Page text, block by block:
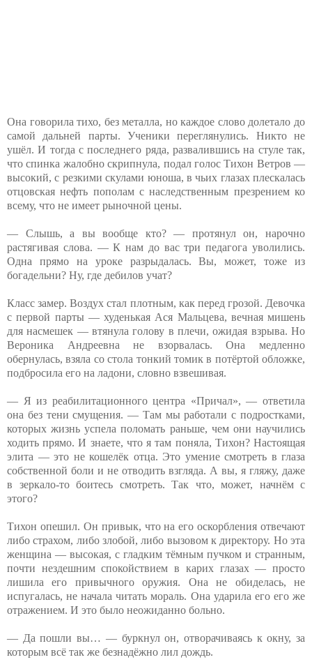
Она говорила тихо, без металла, но каждое слово долетало до
самой дальней парты. Ученики переглянулись. Никто не
ушёл. И тогда с последнего ряда, развалившись на стуле так,
что спинка жалобно скрипнула, подал голос Тихон Ветров —
высокий, с резкими скулами юноша, в чьих глазах плескалась
отцовская нефть пополам с наследственным презрением ко
всему, что не имеет рыночной цены.
— Слышь, а вы вообще кто? — протянул он, нарочно
растягивая слова. — К нам до вас три педагога уволились.
Одна прямо на уроке разрыдалась. Вы, может, тоже из
богадельни? Ну, где дебилов учат?
Класс замер. Воздух стал плотным, как перед грозой. Девочка
с первой парты — худенькая Ася Мальцева, вечная мишень
для насмешек — втянула голову в плечи, ожидая взрыва. Но
Вероника Андреевна не взорвалась. Она медленно
обернулась, взяла со стола тонкий томик в потёртой обложке,
подбросила его на ладони, словно взвешивая.
— Я из реабилитационного центра «Причал», — ответила
она без тени смущения. — Там мы работали с подростками,
которых жизнь успела поломать раньше, чем они научились
ходить прямо. И знаете, что я там поняла, Тихон? Настоящая
элита — это не кошелёк отца. Это умение смотреть в глаза
собственной боли и не отводить взгляда. А вы, я гляжу, даже
в зеркало-то боитесь смотреть. Так что, может, начнём с
этого?
Тихон опешил. Он привык, что на его оскорбления отвечают
либо страхом, либо злобой, либо вызовом к директору. Но эта
женщина — высокая, с гладким тёмным пучком и странным,
почти нездешним спокойствием в карих глазах — просто
лишила его привычного оружия. Она не обиделась, не
испугалась, не начала читать мораль. Она ударила его его же
отражением. И это было неожиданно больно.
— Да пошли вы… — буркнул он, отворачиваясь к окну, за
которым всё так же безнадёжно лил дождь.